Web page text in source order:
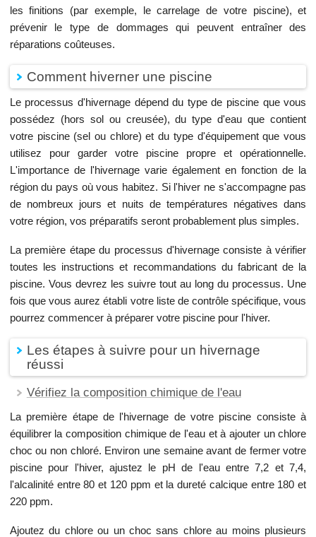
les finitions (par exemple, le carrelage de votre piscine), et
prévenir le type de dommages qui peuvent entraîner des
réparations coûteuses.
Comment hiverner une piscine
Le processus d'hivernage dépend du type de piscine que vous
possédez (hors sol ou creusée), du type d'eau que contient
votre piscine (sel ou chlore) et du type d'équipement que vous
utilisez pour garder votre piscine propre et opérationnelle.
L'importance de l'hivernage varie également en fonction de la
région du pays où vous habitez. Si l'hiver ne s'accompagne pas
de nombreux jours et nuits de températures négatives dans
votre région, vos préparatifs seront probablement plus simples.
La première étape du processus d'hivernage consiste à vérifier
toutes les instructions et recommandations du fabricant de la
piscine. Vous devrez les suivre tout au long du processus. Une
fois que vous aurez établi votre liste de contrôle spécifique, vous
pourrez commencer à préparer votre piscine pour l'hiver.
Les étapes à suivre pour un hivernage
réussi
Vérifiez la composition chimique de l'eau
La première étape de l'hivernage de votre piscine consiste à
équilibrer la composition chimique de l'eau et à ajouter un chlore
choc ou non chloré. Environ une semaine avant de fermer votre
piscine pour l'hiver, ajustez le pH de l'eau entre 7,2 et 7,4,
l'alcalinité entre 80 et 120 ppm et la dureté calcique entre 180 et
220 ppm.
Ajoutez du chlore ou un choc sans chlore au moins plusieurs